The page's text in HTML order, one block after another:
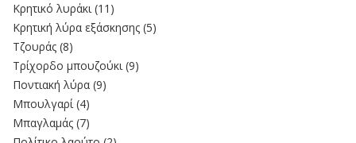
Kρητικό λυράκι (11)
Κρητική λύρα εξάσκησης (5)
Τζουράς (8)
Τρίχορδο μπουζούκι (9)
Ποντιακή λύρα (9)
Μπουλγαρί (4)
Μπαγλαμάς (7)